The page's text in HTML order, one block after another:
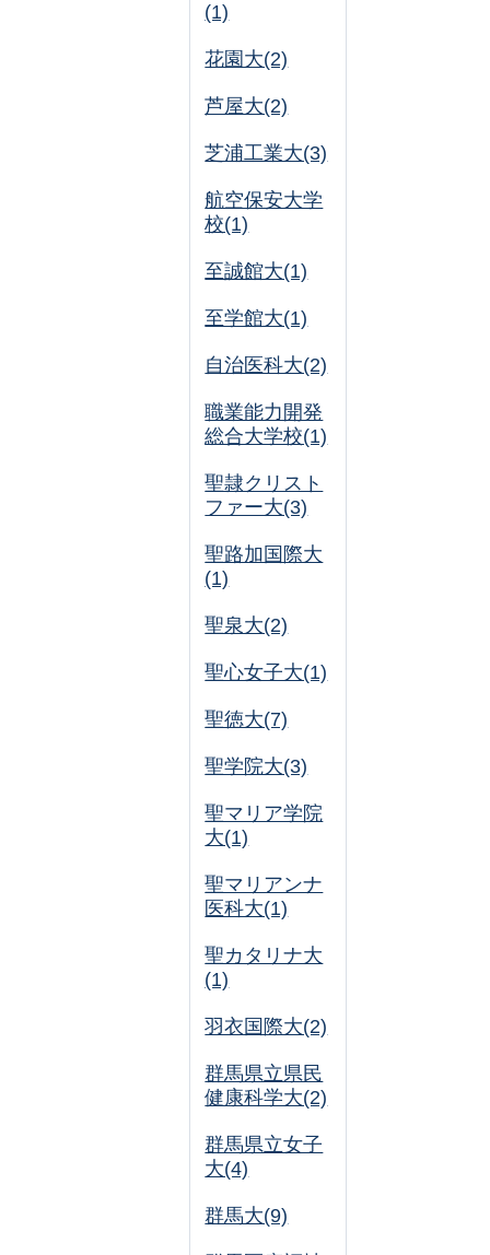
(1)
花園大(2)
芦屋大(2)
芝浦工業大(3)
航空保安大学
校(1)
至誠館大(1)
至学館大(1)
自治医科大(2)
職業能力開発
総合大学校(1)
聖隷クリスト
ファー大(3)
聖路加国際大
(1)
聖泉大(2)
聖心女子大(1)
聖徳大(7)
聖学院大(3)
聖マリア学院
大(1)
聖マリアンナ
医科大(1)
聖カタリナ大
(1)
羽衣国際大(2)
群馬県立県民
健康科学大(2)
群馬県立女子
大(4)
群馬大(9)